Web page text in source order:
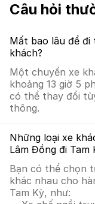
Câu hỏi
Mất bao lâu để đi
khách?
Một chuyến xe
khoảng 13 giờ 5
có thể thay đổi
thông.
Những loại xe
Lâm Đồng đi Tam
Bạn có thể chọn
khác nhau cho
Tam Kỳ, như: